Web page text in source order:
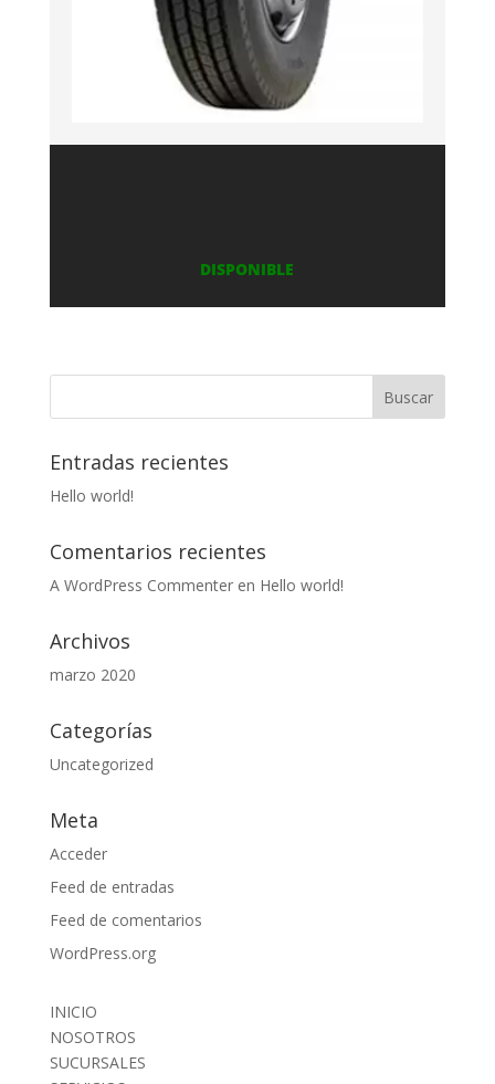
DISPONIBLE
Entradas recientes
Hello world!
Comentarios recientes
A WordPress Commenteren Hello world!
Archivos
marzo 2020
Categorías
Uncategorized
Meta
Acceder
Feed de entradas
Feed de comentarios
WordPress.org
INICIO
NOSOTROS
SUCURSALES